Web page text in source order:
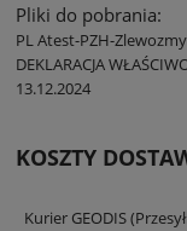
Pliki do pobrania:
PL Atest-PZH-
DEKLARACJA
13.12.2024
KOSZTY
Kurier GEODIS